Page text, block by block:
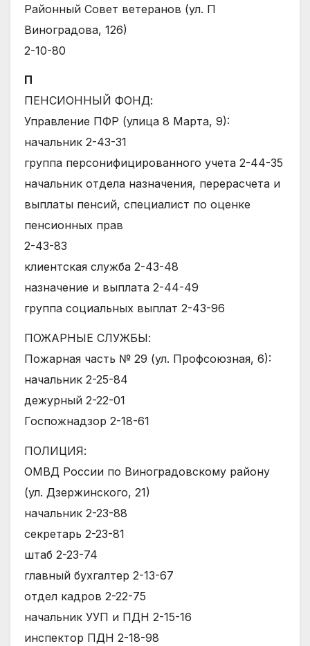
Районный Совет ветеранов (ул. П
Виноградова, 126)
2-10-80
П
ПЕНСИОННЫЙ ФОНД:
Управление ПФР (улица 8 Марта, 9):
начальник 2-43-31
группа персонифицированного учета 2-44-35
начальник отдела назначения, перерасчета и
выплаты пенсий, специалист по оценке
пенсионных прав
2-43-83
клиентская служба 2-43-48
назначение и выплата 2-44-49
группа социальных выплат 2-43-96
ПОЖАРНЫЕ СЛУЖБЫ:
Пожарная часть № 29 (ул. Профсоюзная, 6):
начальник 2-25-84
дежурный 2-22-01
Госпожнадзор 2-18-61
ПОЛИЦИЯ:
ОМВД России по Виноградовскому району
(ул. Дзержинского, 21)
начальник 2-23-88
секретарь 2-23-81
штаб 2-23-74
главный бухгалтер 2-13-67
отдел кадров 2-22-75
начальник УУП и ПДН 2-15-16
инспектор ПДН 2-18-98